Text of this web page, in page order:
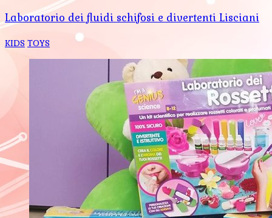
Laboratorio dei fluidi schifosi e divertenti Lisciani
KIDS TOYS